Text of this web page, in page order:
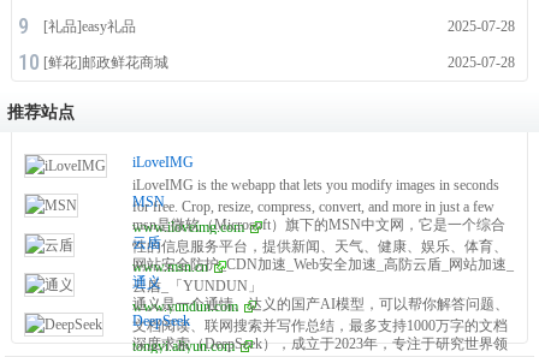
[礼品]easy礼品 2025-07-28
[鲜花]邮政鲜花商城 2025-07-28
推荐站点
iLoveIMG
iLoveIMG is the webapp that lets you modify images in seconds
for free. Crop, resize, compress, convert, and more in just a few
clicks!
www.iloveimg.com
MSN
msn是微软（Microsoft）旗下的MSN中文网，它是一个综合
性的信息服务平台，提供新闻、天气、健康、娱乐、体育、
财经、科技等多方面的资讯。该网站以中文为主要语言，面
向中国及全球华语用户，内容涵盖国内外重要新闻事件、实
时天气信息、健康生活建议、娱乐八卦、体育赛事报道、财
经市场动态等。
www.msn.cn
云盾
网站安全防护_CDN加速_Web安全加速_高防云盾_网站加速_
云盾_「YUNDUN」
www.yundun.com
通义
通义是一个通情、达义的国产AI模型，可以帮你解答问题、
文档阅读、联网搜索并写作总结，最多支持1000万字的文档
速读。通义tongyi.ai_你的全能AI助手
tongyi.aliyun.com
DeepSeek
深度求索（DeepSeek），成立于2023年，专注于研究世界领